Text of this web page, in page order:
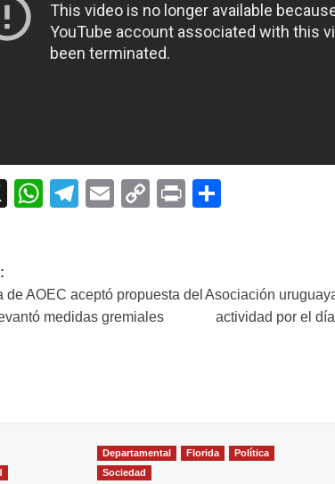
X WhatsApp
Telegram
EmailCopyPrint
de AOEC aceptó propuesta del
medidas gremiales
Asociación
actividad por el
Departamental Florida
Política
Sociedad